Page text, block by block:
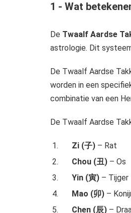
1 - Wat
De Twaalf Aardse
astrologie. Dit
De Twaalf Aardse
worden in een
combinatie van een
De Twaalf Aardse
Zi (子)– Rat
Chou (丑)– Os
Yin (寅)– Tijger
Mao (卯)–
Chen (辰)–